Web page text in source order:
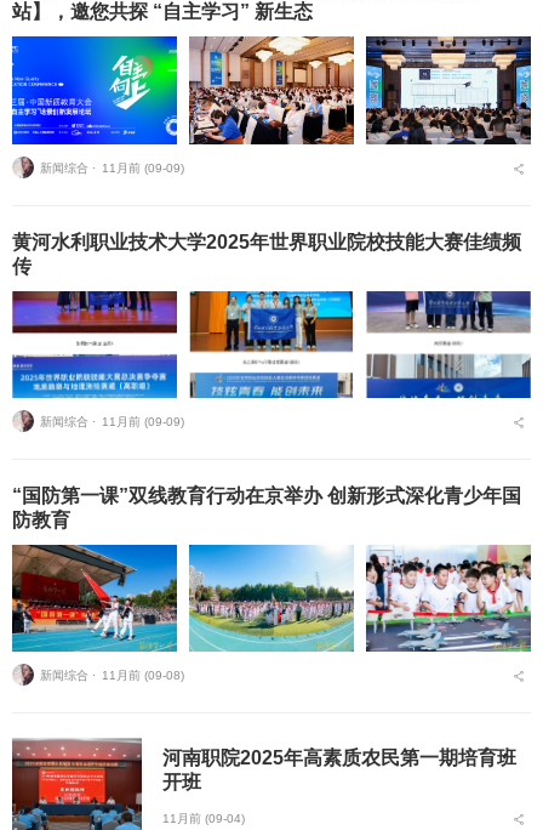
站】，邀您共探 “自主学习” 新生态
新闻综合 ⋅ 11月前 (09-09)
黄河水利职业技术大学2025年世界职业院校技能大赛佳绩频
传
新闻综合 ⋅ 11月前 (09-09)
“国防第一课”双线教育行动在京举办 创新形式深化青少年国
防教育
新闻综合 ⋅ 11月前 (09-08)
河南职院2025年高素质农民第一期培育班
开班
11月前 (09-04)